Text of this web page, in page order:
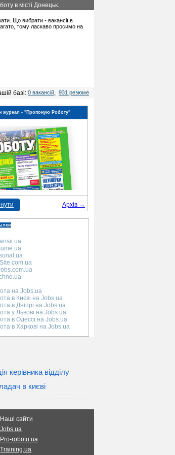
в місті Донецьк.
Що вибрати - вакансії в
тому ласкаво просимо на
базі: 0 вакансій, 931 резюме
журнал - "Пропоную Роботу"
Архів →
на Jobs.ua
в Києві на Jobs.ua
в Дніпрі на Jobs.ua
у Львові на Jobs.ua
в Одессі на Jobs.ua
в Харкові на Jobs.ua
керівника відділу
в києві
Наші сайти
Jobs.ua
Pro-robotu.ua
Training.ua